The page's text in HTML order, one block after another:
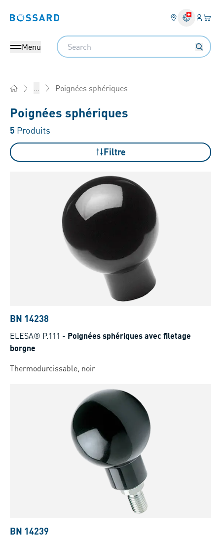
Bossard homepage
Menu
Search
... Poignées sphériques
Poignées sphériques
5 Produits
Filtre
BN 14238
ELESA® P.111 - Poignées sphériques avec filetage
borgne
Thermodurcissable, noir
BN 14239